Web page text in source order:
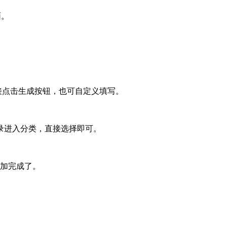
击生成按钮，也可自定义填写。
入分类，直接选择即可。
完成了。